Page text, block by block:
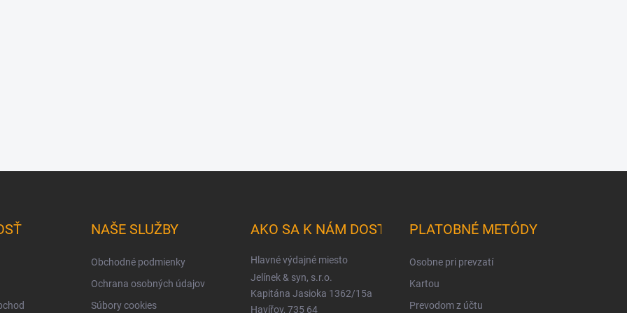
NAŠE SLUŽBY
Obchodné podmienky
Ochrana osobných údajov
Súbory cookies
AKO SA K NÁM DOSTANETE
Hlavné výdajné miesto
Jelínek & syn, s.r.o.
Kapitána Jasioka 1362/15a
Havířov, 735 64
PLATOBNÉ METÓDY
Osobne pri prevzatí
Kartou
Prevodom z účtu